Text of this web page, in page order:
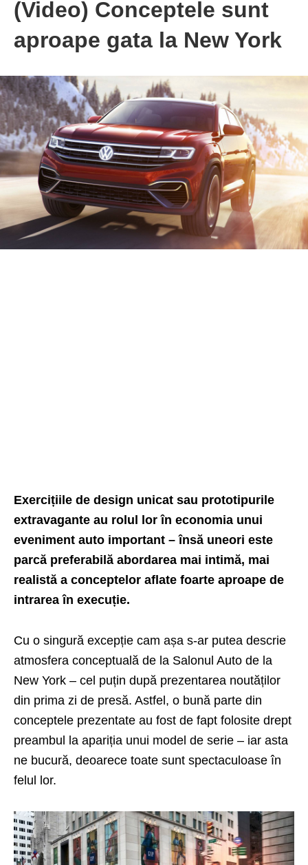
(Video) Conceptele sunt
aproape gata la New York
Exercițiile de design unicat sau prototipurile
extravagante au rolul lor în economia unui
eveniment auto important – însă uneori este
parcă preferabilă abordarea mai intimă, mai
realistă a conceptelor aflate foarte aproape de
intrarea în execuție.
Cu o singură excepție cam așa s-ar putea descrie
atmosfera conceptuală de la Salonul Auto de la
New York – cel puțin după prezentarea noutăților
din prima zi de presă. Astfel, o bună parte din
conceptele prezentate au fost de fapt folosite drept
preambul la apariția unui model de serie – iar asta
ne bucură, deoarece toate sunt spectaculoase în
felul lor.